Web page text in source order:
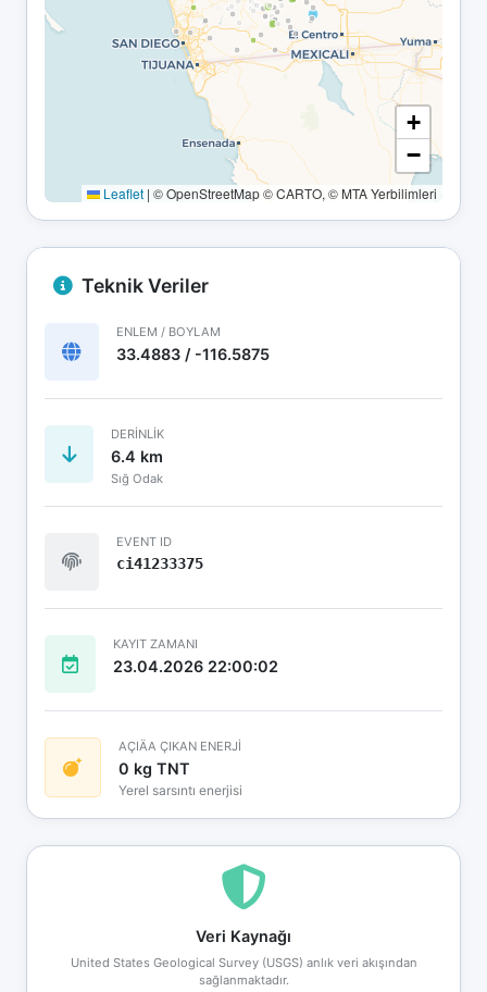
+
−
Leaflet | © OpenStreetMap © CARTO, © MTA Yerbilimleri
Teknik Veriler
ENLEM / BOYLAM
33.4883 / -116.5875
DERINLIK
6.4 km
Sığ Odak
EVENT ID
ci41233375
KAYIT ZAMANI
23.04.2026 22:00:02
AÇIÄA ÇIKAN ENERJİ
0 kg TNT
Yerel sarsıntı enerjisi
Veri Kaynağı
United States Geological Survey (USGS) anlık veri akışından
sağlanmaktadır.